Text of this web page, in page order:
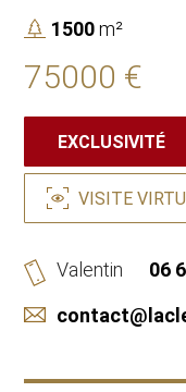
1500m²
75000 €
EXCLUSIVITÉ
VISITE
Valentin
06